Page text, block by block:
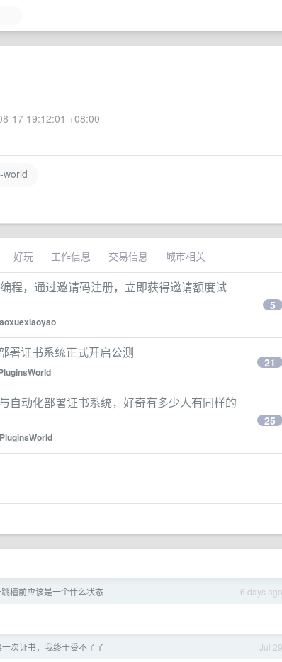
17 19:12:01 +08:00
world
好玩 工作信息 交易信息 城市相关
程，通过邀请码注册，立即获得邀请额度试
5
署证书系统正式开启公测
21
自动化部署证书系统，好奇有多少人有同样的
PluginsWorld
25
6 days ago
槽前应该是一个什么状态
Jul 29
次证书，我终于受不了了